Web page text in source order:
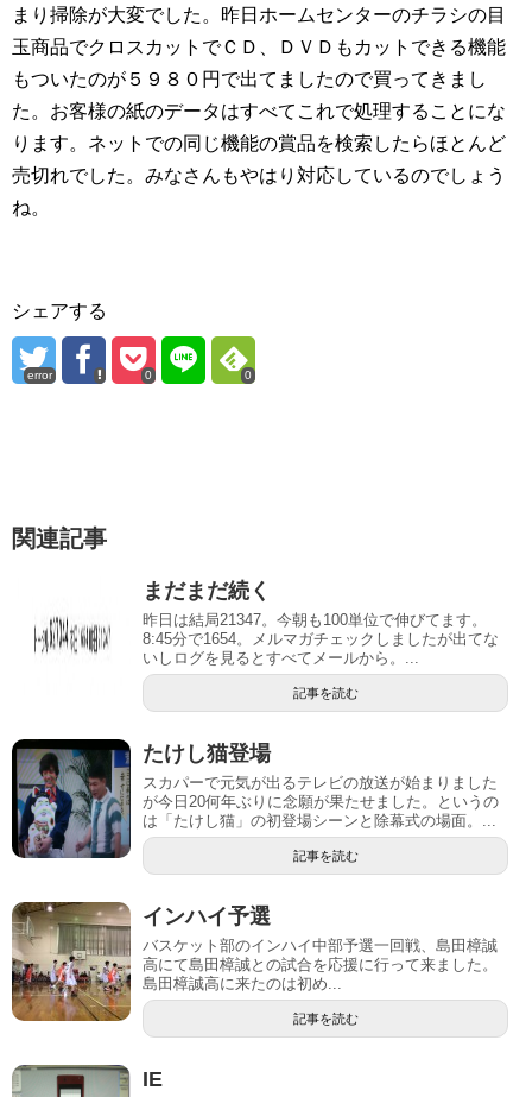
まり掃除が大変でした。昨日ホームセンターのチラシの目
玉商品でクロスカットでＣＤ、ＤＶＤもカットできる機能
もついたのが５９８０円で出てましたので買ってきまし
た。お客様の紙のデータはすべてこれで処理することにな
ります。ネットでの同じ機能の賞品を検索したらほとんど
売切れでした。みなさんもやはり対応しているのでしょう
ね。
シェアする
error 0 0
関連記事
まだまだ続く
昨日は結局21347。今朝も100単位で伸びてます。
8:45分で1654。メルマガチェックしましたが出てな
いしログを見るとすべてメールから。...
記事を読む
たけし猫登場
スカパーで元気が出るテレビの放送が始まりました
が今日20何年ぶりに念願が果たせました。というの
は「たけし猫」の初登場シーンと除幕式の場面。...
記事を読む
インハイ予選
バスケット部のインハイ中部予選一回戦、島田樟誠
高にて島田樟誠との試合を応援に行って来ました。
島田樟誠高に来たのは初め...
記事を読む
IE